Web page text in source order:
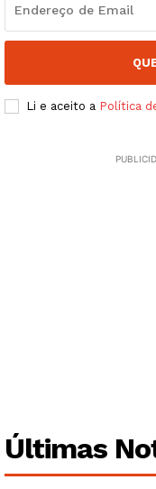
Li e aceito a Política
Últimas